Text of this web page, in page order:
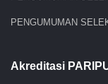
PENGUMUMAN
Akreditasi